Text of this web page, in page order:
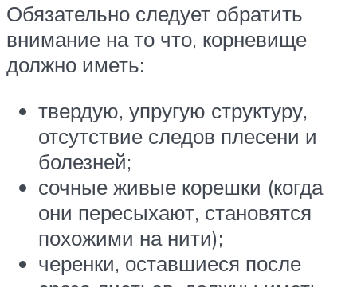
Обязательно следует обратить
внимание на то что, корневище
должно иметь:
твердую, упругую структуру,
отсутствие следов плесени и
болезней;
сочные живые корешки (когда
они пересыхают, становятся
похожими на нити);
черенки, оставшиеся после